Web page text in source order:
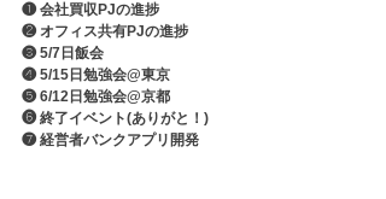
❶ 会社買収PJの進捗
❷ オフィス共有PJの進捗
❸ 5/7日飯会
❹ 5/15日勉強会@東京
❺ 6/12日勉強会@京都
❻ 終了イベント(ありがと！)
❼ 経営者バンクアプリ開発